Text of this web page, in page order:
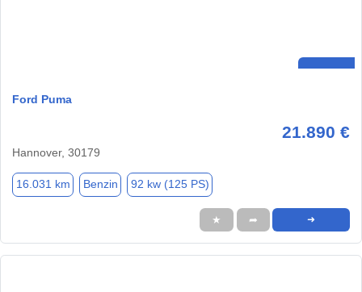
Ford Puma
21.890 €
Hannover, 30179
16.031 km Benzin 92 kw (125 PS)
★ ➦ ➜